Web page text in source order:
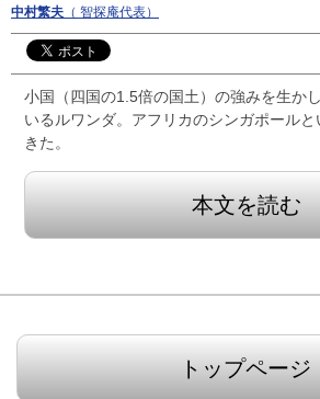
中村繁夫 （ 智探庵代表）
小国（四国の1.5倍の国土）の強みを生か
いるルワンダ。アフリカのシンガポール
きた。
本文を読む
トップページ